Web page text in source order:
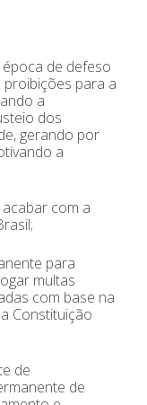
de defeso
para a
a
dos
gerando por
a
com a
para
multas
com base na
Constituição
de
de